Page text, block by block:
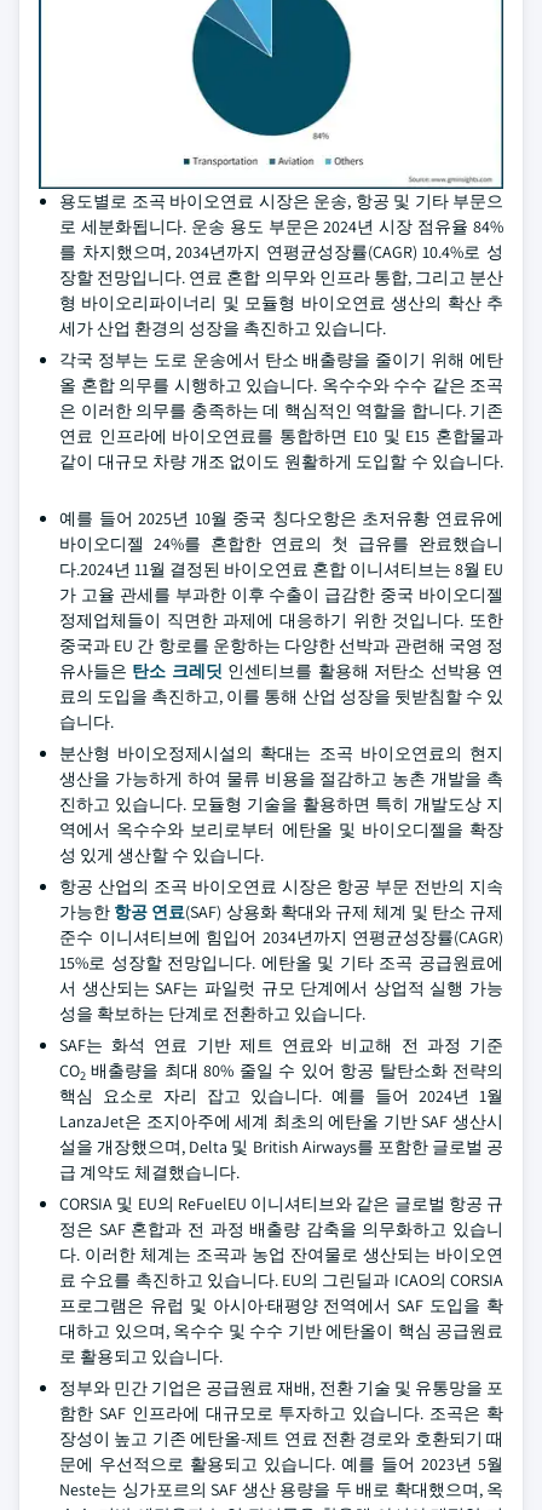
용도별로 조곡 바이오연료 시장은 운송, 항공 및 기타 부문으
로 세분화됩니다. 운송 용도 부문은 2024년 시장 점유율 84%
를 차지했으며, 2034년까지 연평균성장률(CAGR) 10.4%로 성
장할 전망입니다. 연료 혼합 의무와 인프라 통합, 그리고 분산
형 바이오리파이너리 및 모듈형 바이오연료 생산의 확산 추
세가 산업 환경의 성장을 촉진하고 있습니다.
각국 정부는 도로 운송에서 탄소 배출량을 줄이기 위해 에탄
올 혼합 의무를 시행하고 있습니다. 옥수수와 수수 같은 조곡
은 이러한 의무를 충족하는 데 핵심적인 역할을 합니다. 기존
연료 인프라에 바이오연료를 통합하면 E10 및 E15 혼합물과
같이 대규모 차량 개조 없이도 원활하게 도입할 수 있습니다.
예를 들어 2025년 10월 중국 칭다오항은 초저유황 연료유에
바이오디젤 24%를 혼합한 연료의 첫 급유를 완료했습니
다.2024년 11월 결정된 바이오연료 혼합 이니셔티브는 8월 EU
가 고율 관세를 부과한 이후 수출이 급감한 중국 바이오디젤
정제업체들이 직면한 과제에 대응하기 위한 것입니다. 또한
중국과 EU 간 항로를 운항하는 다양한 선박과 관련해 국영 정
유사들은 탄소 크레딧 인센티브를 활용해 저탄소 선박용 연
료의 도입을 촉진하고, 이를 통해 산업 성장을 뒷받침할 수 있
습니다.
분산형 바이오정제시설의 확대는 조곡 바이오연료의 현지
생산을 가능하게 하여 물류 비용을 절감하고 농촌 개발을 촉
진하고 있습니다. 모듈형 기술을 활용하면 특히 개발도상 지
역에서 옥수수와 보리로부터 에탄올 및 바이오디젤을 확장
성 있게 생산할 수 있습니다.
항공 산업의 조곡 바이오연료 시장은 항공 부문 전반의 지속
가능한 항공 연료(SAF) 상용화 확대와 규제 체계 및 탄소 규제
준수 이니셔티브에 힘입어 2034년까지 연평균성장률(CAGR)
15%로 성장할 전망입니다. 에탄올 및 기타 조곡 공급원료에
서 생산되는 SAF는 파일럿 규모 단계에서 상업적 실행 가능
성을 확보하는 단계로 전환하고 있습니다.
SAF는 화석 연료 기반 제트 연료와 비교해 전 과정 기준
CO2 배출량을 최대 80% 줄일 수 있어 항공 탈탄소화 전략의
핵심 요소로 자리 잡고 있습니다. 예를 들어 2024년 1월
LanzaJet은 조지아주에 세계 최초의 에탄올 기반 SAF 생산시
설을 개장했으며, Delta 및 British Airways를 포함한 글로벌 공
급 계약도 체결했습니다.
CORSIA 및 EU의 ReFuelEU 이니셔티브와 같은 글로벌 항공 규
정은 SAF 혼합과 전 과정 배출량 감축을 의무화하고 있습니
다. 이러한 체계는 조곡과 농업 잔여물로 생산되는 바이오연
료 수요를 촉진하고 있습니다. EU의 그린딜과 ICAO의 CORSIA
프로그램은 유럽 및 아시아·태평양 전역에서 SAF 도입을 확
대하고 있으며, 옥수수 및 수수 기반 에탄올이 핵심 공급원료
로 활용되고 있습니다.
정부와 민간 기업은 공급원료 재배, 전환 기술 및 유통망을 포
함한 SAF 인프라에 대규모로 투자하고 있습니다. 조곡은 확
장성이 높고 기존 에탄올-제트 연료 전환 경로와 호환되기 때
문에 우선적으로 활용되고 있습니다. 예를 들어 2023년 5월
Neste는 싱가포르의 SAF 생산 용량을 두 배로 확대했으며, 옥